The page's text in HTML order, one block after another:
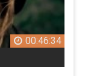
00:46:34